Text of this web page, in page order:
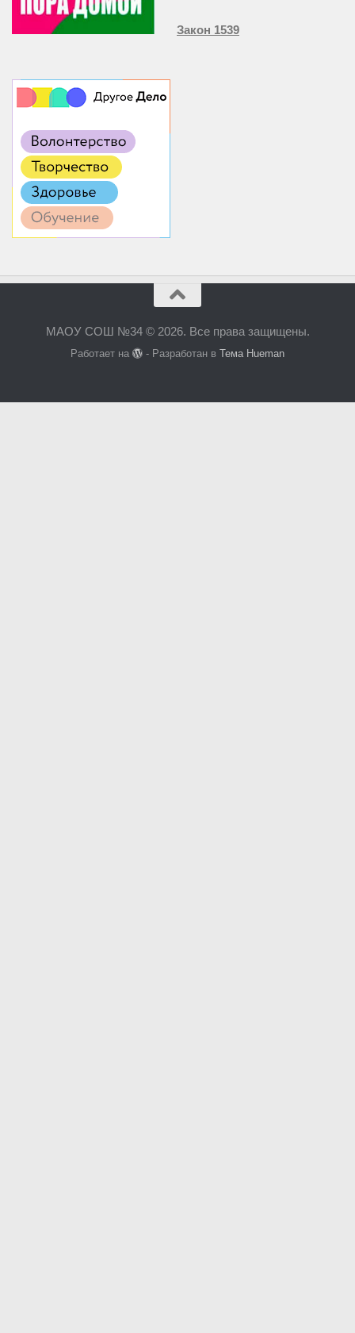
Закон 1539
МАОУ СОШ №34 © 2026. Все права защищены.
Работает на - Разработан вТема Hueman